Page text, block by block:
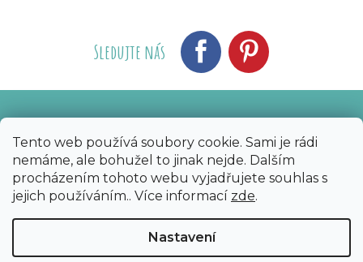
Tento web používá soubory cookie. Sami je rádi
nemáme, ale bohužel to jinak nejde. Dalším
procházením tohoto webu vyjadřujete souhlas s
jejich používáním.. Více informací zde.
Nastavení
Sledujte nás
Copyright 2026 Bijoux Components - Svět
korálků. Všechna práva vyhrazena.